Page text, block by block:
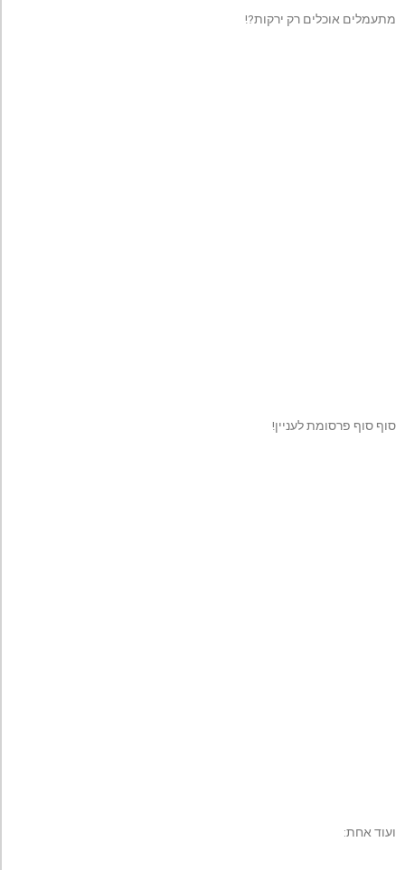
מתעמלים אוכלים רק ירקות?!
סוף סוף פרסומת לעניין!
ועוד אחת: